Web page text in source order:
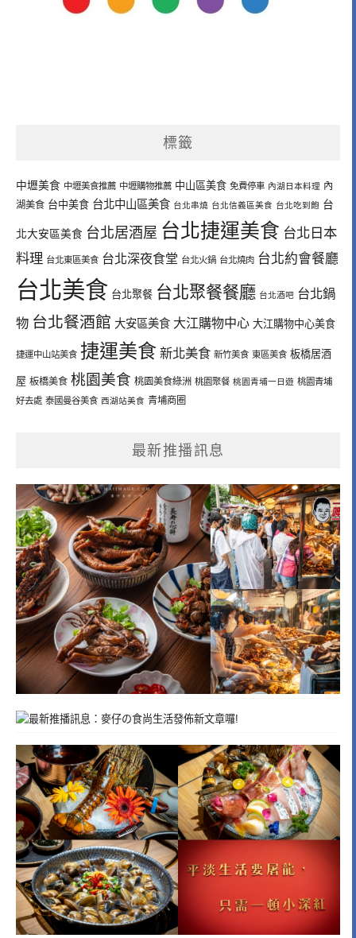
標籤
中壢美食 中壢美食推薦 中壢購物推薦 中山區美食 免費停車 內湖日本料理 內
湖美食 台中美食 台北中山區美食 台北串燒 台北信義區美食 台北吃到飽 台
北大安區美食 台北居酒屋 台北捷運美食 台北日本
料理 台北東區美食 台北深夜食堂 台北火鍋 台北燒肉 台北約會餐廳
台北美食 台北聚餐 台北聚餐餐廳 台北酒吧 台北鍋
物 台北餐酒館 大安區美食 大江購物中心 大江購物中心美食
捷運中山站美食 捷運美食 新北美食 新竹美食 東區美食 板橋居酒
屋 板橋美食 桃園美食 桃園美食綠洲 桃園聚餐 桃園青埔一日遊 桃園青埔
好去處 泰國曼谷美食 西湖站美食 青埔商圈
最新推播訊息